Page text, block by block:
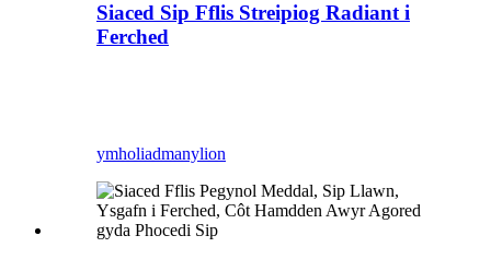
Siaced Sip Fflis Streipiog Radiant i
Ferched
ymholiadmanylion